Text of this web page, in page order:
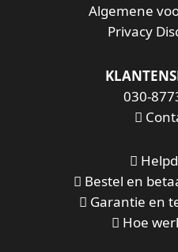
Algemene
Privacy
030-
Bestel en
Garantie en
Hoe